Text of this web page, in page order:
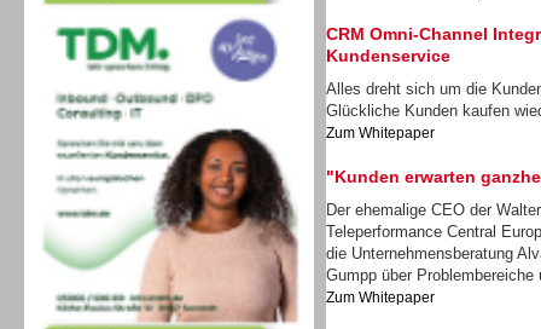
Outbound
CRM Omni-Channel
Kundenservice
Alles dreht sich um die
Glückliche Kunden kaufen
Zum Whitepaper
"Kunden erwarten
Der ehemalige CEO der
Teleperformance Central
die Unternehmensberatung
Gumpp über
Zum Whitepaper